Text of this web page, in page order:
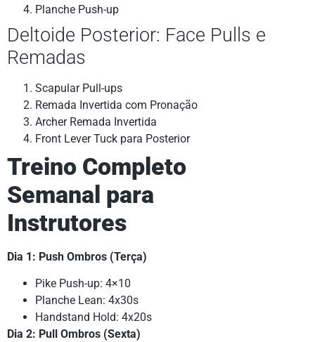
Planche Push-up
Deltoide Posterior: Face Pulls e
Remadas
Scapular Pull-ups
Remada Invertida com Pronação
Archer Remada Invertida
Front Lever Tuck para Posterior
Treino Completo
Semanal para
Instrutores
Dia 1: Push Ombros (Terça)
Pike Push-up: 4×10
Planche Lean: 4x30s
Handstand Hold: 4x20s
Dia 2: Pull Ombros (Sexta)